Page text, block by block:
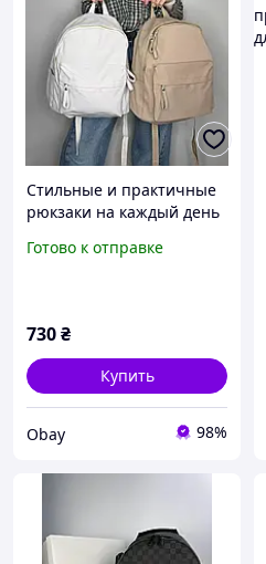
Стильные и практичные
рюкзаки на каждый день
Готово к отправке
730₴
Купить
Obay 98%